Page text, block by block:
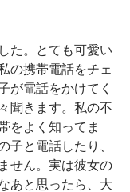
た。とても可愛い
の携帯電話をチェ
が電話をかけてく
聞きます。私の不
をよく知ってま
子と電話したり、
せん。実は彼女の
あと思ったら、大